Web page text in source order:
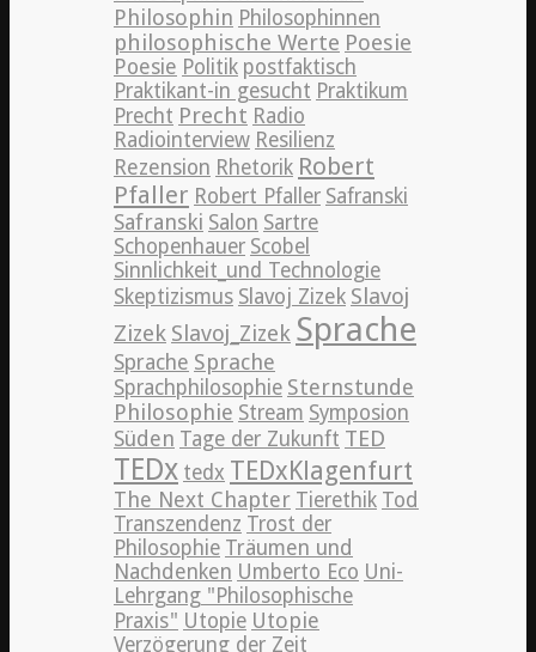
Philosophin Philosophinnen
philosophische Werte Poesie
Poesie Politik postfaktisch
Praktikant-in gesucht Praktikum
Precht Precht Radio
Radiointerview Resilienz
Rezension Rhetorik Robert
Pfaller Robert Pfaller Safranski
Safranski Salon Sartre
Schopenhauer Scobel
Sinnlichkeit_und Technologie
Skeptizismus Slavoj Zizek Slavoj
Zizek Slavoj_Zizek Sprache
Sprache Sprache
Sprachphilosophie Sternstunde
Philosophie Stream Symposion
Süden Tage der Zukunft TED
TEDx tedx TEDxKlagenfurt
The Next Chapter Tierethik Tod
Transzendenz Trost der
Philosophie Träumen und
Nachdenken Umberto Eco Uni-
Lehrgang "Philosophische
Praxis" Utopie Utopie
Verzögerung der Zeit